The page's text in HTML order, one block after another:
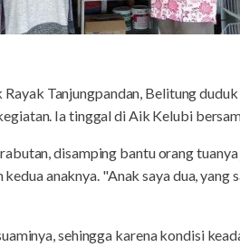
Rayak Tanjungpandan, Belitung
Ia tinggal di Aik Kelubi
disamping bantu orang
anaknya. "Anak saya dua, yang
sehingga karena kondisi